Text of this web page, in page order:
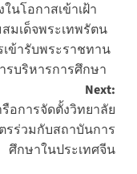
นโอกาสเข้าเฝ้า
มเด็จพระเทพรัตน
ข้ารับพระราชทาน
รบริหารการศึกษา
Next:
อการจัดตั้งวิทยาลัย
ร่วมกับสถาบันการ
ศึกษาในประเทศจีน